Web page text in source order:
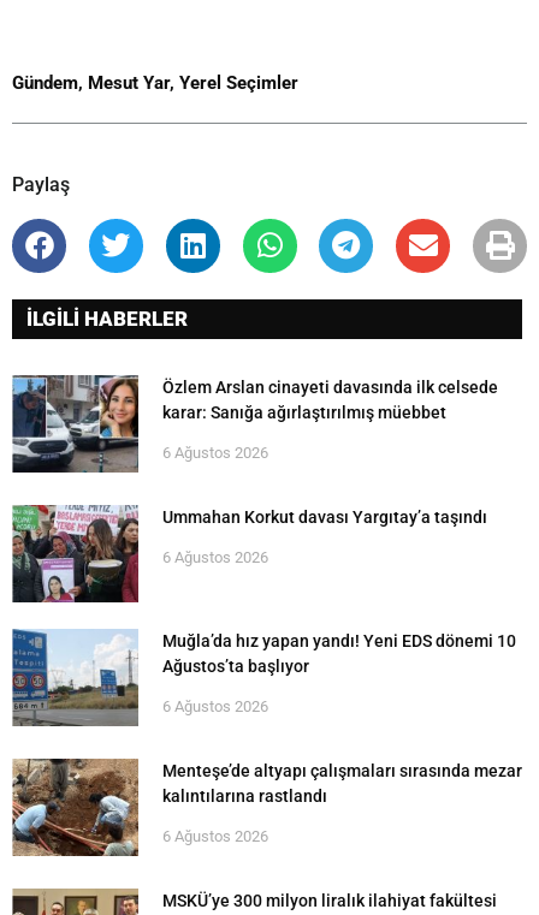
Gündem, Mesut Yar, Yerel Seçimler
Paylaş
İLGİLİ HABERLER
Özlem Arslan cinayeti davasında ilk celsede
karar: Sanığa ağırlaştırılmış müebbet
6 Ağustos 2026
Ummahan Korkut davası Yargıtay’a taşındı
6 Ağustos 2026
Muğla’da hız yapan yandı! Yeni EDS dönemi 10
Ağustos’ta başlıyor
6 Ağustos 2026
Menteşe’de altyapı çalışmaları sırasında mezar
kalıntılarına rastlandı
6 Ağustos 2026
MSKÜ’ye 300 milyon liralık ilahiyat fakültesi